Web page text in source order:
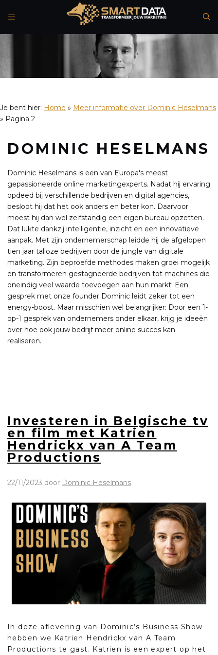
naar
Je bent hier: Home » Meer informatie over Dominic Heselmans
» Pagina 2
DOMINIC HESELMANS
Dominic Heselmans is een van Europa's meest
gepassioneerde online marketingexperts. Nadat hij ervaring
opdeed bij verschillende bedrijven en digital agencies,
besloot hij dat het ook anders en beter kon. Daarvoor
moest hij dan wel zelfstandig een eigen bureau opzetten.
Dat lukte dankzij intelligentie, inzicht en een innovatieve
aanpak. Met zijn ondernemerschap leidde hij de afgelopen
tien jaar talloze bedrijven door de jungle van digitale
marketing. Zijn beproefde methodes maken groei mogelijk
en transformeren gestagneerde bedrijven tot machines die
oneindig veel waarde toevoegen aan hun markt! Een
gesprek met onze founder Dominic leidt zeker tot een
energy-boost. Maar misschien wel belangrijker: Door een 1-
op-1 gesprek van ondernemers onder elkaar, krijg je ideeën
over hoe ook jouw bedrijf meer online succes kan
realiseren.
Investeren in Belgische tv
en film met Katrien
Hendrickx van A Team
Productions
22/11/2023 door Dominic Heselmans
In deze aflevering van Dominic’s Business Show
hebben we Katrien Hendrickx van A Team
Productions te gast. Katrien is een expert op het